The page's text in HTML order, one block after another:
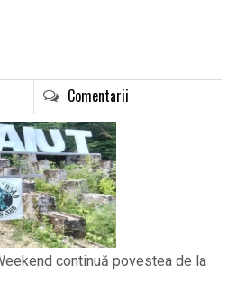
Comentarii
continuă povestea de la